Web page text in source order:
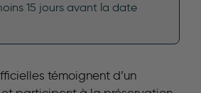
15 jours avant la date
témoignent d’un